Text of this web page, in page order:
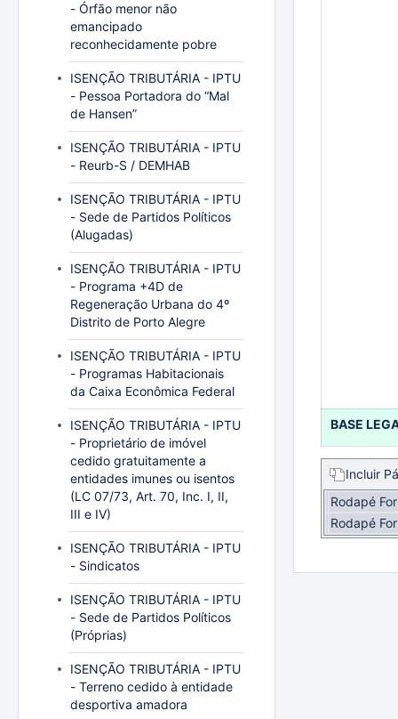
BASE
Incluir
Rodapé
Rodapé
- Órfão menor não
emancipado
reconhecidamente pobre
ISENÇÃO TRIBUTÁRIA - IPTU
- Pessoa Portadora do “Mal
de Hansen”
ISENÇÃO TRIBUTÁRIA - IPTU
- Reurb-S / DEMHAB
ISENÇÃO TRIBUTÁRIA - IPTU
- Sede de Partidos Políticos
(Alugadas)
ISENÇÃO TRIBUTÁRIA - IPTU
- Programa +4D de
Regeneração Urbana do 4º
Distrito de Porto Alegre
ISENÇÃO TRIBUTÁRIA - IPTU
- Programas Habitacionais
da Caixa Econômica Federal
ISENÇÃO TRIBUTÁRIA - IPTU
- Proprietário de imóvel
cedido gratuitamente a
entidades imunes ou isentos
(LC 07/73, Art. 70, Inc. I, II,
III e IV)
ISENÇÃO TRIBUTÁRIA - IPTU
- Sindicatos
ISENÇÃO TRIBUTÁRIA - IPTU
- Sede de Partidos Políticos
(Próprias)
ISENÇÃO TRIBUTÁRIA - IPTU
- Terreno cedido à entidade
desportiva amadora